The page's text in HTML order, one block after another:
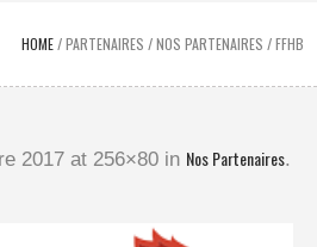
HOME/PARTENAIRES /NOS PARTENAIRES /FFHB
2017 at 256×80 in Nos Partenaires.